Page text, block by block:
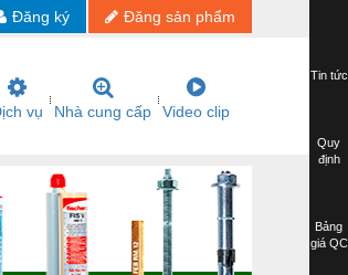
Đăng sản phẩm
Đăng ký
vụ Nhà cung cấp Video clip
Tin tức
Quy
định
Bảng
giá QC